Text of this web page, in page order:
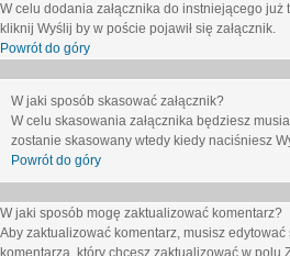
W celu dodania załącznika do instniejącego
kliknij Wyślij by w poście pojawił się załącznik.
Powrót do góry
W jaki sposób skasować załącznik?
W celu skasowania załącznika będziesz
zostanie skasowany wtedy kiedy naciśniesz
Powrót do góry
W jaki sposób mogę zaktualizować komentarz?
Aby zaktualizować komentarz, musisz
komentarza, który chcesz zaktualizować w polu